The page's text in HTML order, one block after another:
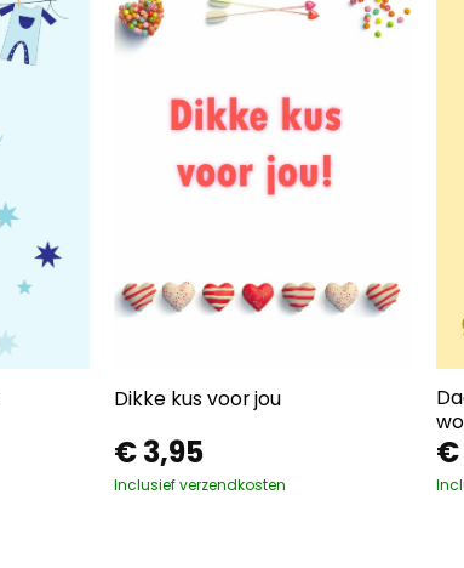
Dikke kus voor jou
€3,95
Inclusief verzendkosten
€